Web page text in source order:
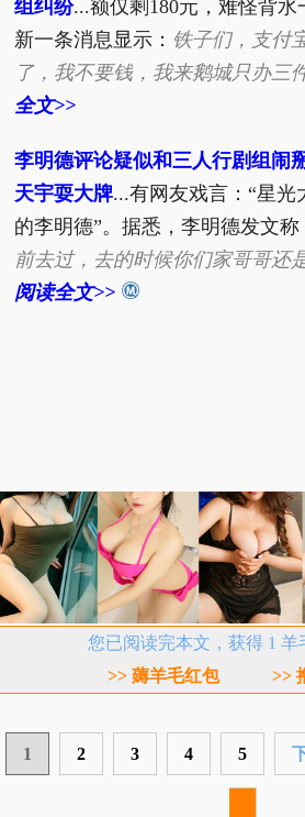
组纠纷...额仅剩180元，难怪背
新一条消息显示： 铁子们，支付
了，我不要钱，我来鹅城只办三
全文>>
李明德评论疑似和三人行剧组闹
天宇耍大牌...有网友戏言：“星光
的李明德”。据悉，李明德发文称
前去过，去的时候你们家哥哥还
阅读全文>>
您已阅读完本文，获得 1 羊
>> 薅羊毛红包
>>
1 2 3 4 5